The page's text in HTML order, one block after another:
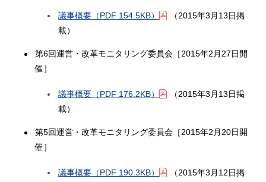
議事概要 （PDF 154.5KB）
（2015年3月13日掲
載）
第6回運営・改革モニタリング委員会［2015年2月27日開
催］
議事概要 （PDF 176.2KB）
（2015年3月13日掲
載）
第5回運営・改革モニタリング委員会［2015年2月20日開
催］
議事概要 （PDF 190.3KB）
（2015年3月12日掲